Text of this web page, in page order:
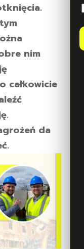
nim
całkowicie
da